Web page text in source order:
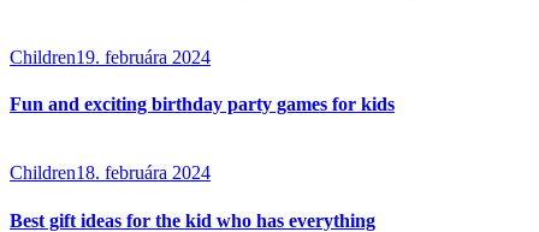
Children19. februára 2024
Fun and exciting birthday party games for kids
Children18. februára 2024
Best gift ideas for the kid who has everything